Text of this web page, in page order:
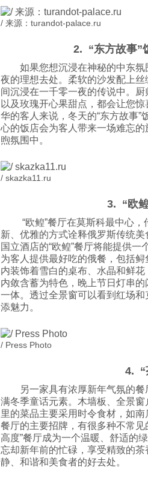
/ 来源：turandot-palace.ru
2. “东方故事”
如果您想沉浸在神秘的中东氛
夜的理想去处。柔软的沙发配上
间沉浸在一千零一夜的传说中。
以及玫瑰开心果甜点，都会让您
华的客人来说，冬天的“东方故事
心的饭店会为客人带来一场难忘
煦氛围中。
/ skazka11.ru
3. “欧
“欧鳇”餐厅在莫斯科最中心
新、优雅的方式诠释俄罗斯传统
国立酒店的“欧鳇”餐厅将能提供
为客人提供最好吃的俄餐，包括
内装饰着雪白的桌布、水晶和鲜花
内敛含蓄为特色，晚上节日灯串
一体。透过全景窗可以看到红场
添魅力。
/ Press Photo
4. “
另一家具有浓厚新年气氛的
满冬季童话元素。木墙板、全景
里的菜品主要采用时令食材，如
餐厅的主要招牌，有很多种不常
高度”餐厅成为一个温暖、舒适的
忘却新年前的忙碌，享受精致的
静、和谐和美食者的好去处。